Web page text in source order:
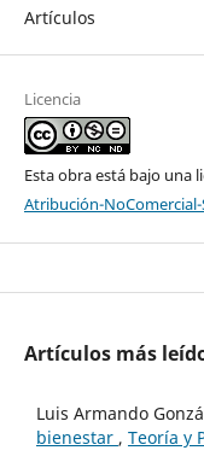
Artículos
Licencia
Esta obra está bajo una
Atribución-NoComercial-
Artículos más
Luis Armando
bienestar , Teoría y